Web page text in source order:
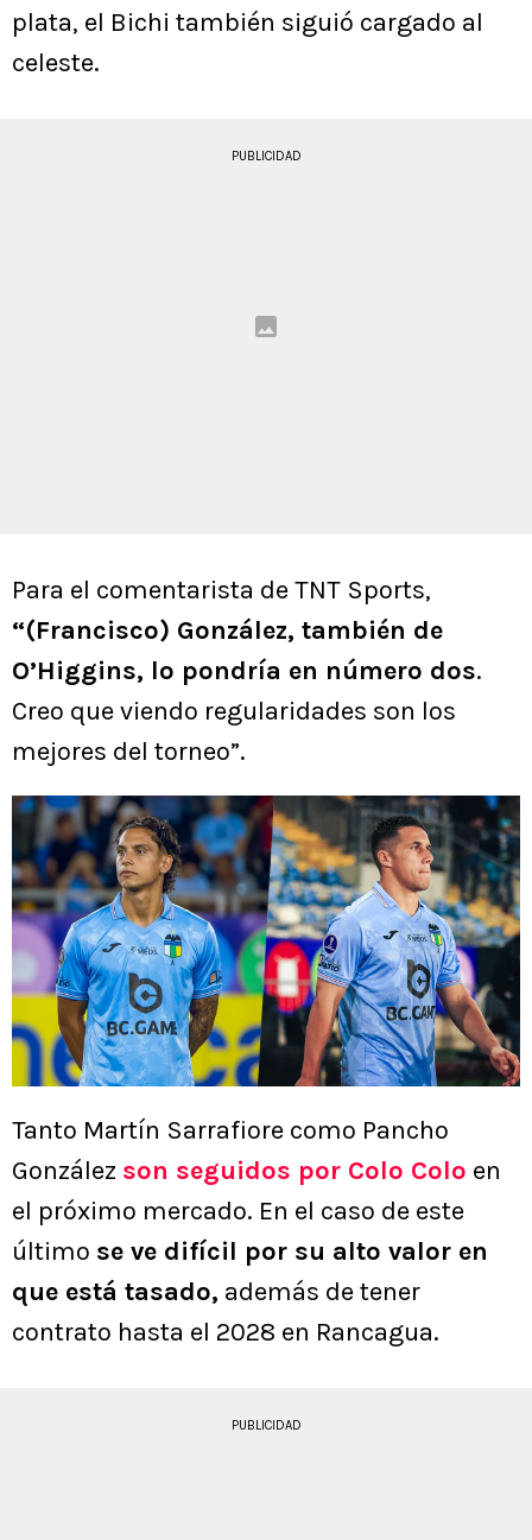
plata, el Bichi también siguió cargado al
celeste.
PUBLICIDAD
Para el comentarista de TNT Sports,
“(Francisco) González, también de
O’Higgins, lo pondría en número dos.
Creo que viendo regularidades son los
mejores del torneo”.
Tanto Martín Sarrafiore como Pancho
González son seguidos por Colo Colo en
el próximo mercado. En el caso de este
último se ve difícil por su alto valor en
que está tasado, además de tener
contrato hasta el 2028 en Rancagua.
PUBLICIDAD